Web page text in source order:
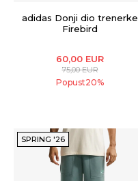
adidas Donji dio trenerke
Firebird
60,00 EUR
75,00EUR
Popust20%
SPRING '26